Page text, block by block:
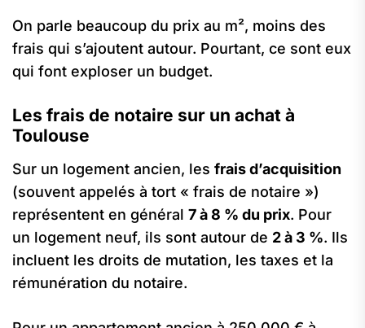
On parle beaucoup du prix au m², moins des
frais qui s’ajoutent autour. Pourtant, ce sont eux
qui font exploser un budget.
Les frais de notaire sur un achat à
Toulouse
Sur un logement ancien, les frais d’acquisition
(souvent appelés à tort « frais de notaire »)
représentent en général 7 à 8 % du prix. Pour
un logement neuf, ils sont autour de 2 à 3 %. Ils
incluent les droits de mutation, les taxes et la
rémunération du notaire.